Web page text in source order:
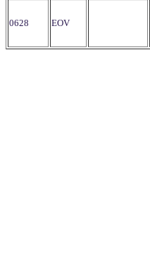
0628 EOV